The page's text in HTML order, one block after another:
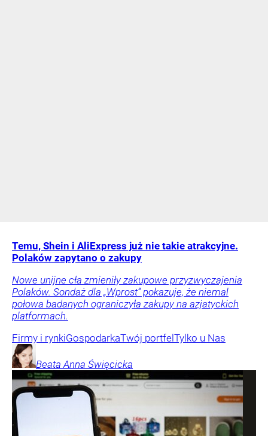
Temu, Shein i AliExpress już nie takie atrakcyjne.
Polaków zapytano o zakupy
Nowe unijne cła zmieniły zakupowe przyzwyczajenia
Polaków. Sondaż dla „Wprost” pokazuje, że niemal
połowa badanych ograniczyła zakupy na azjatyckich
platformach.
Firmy i rynkiGospodarkaTwój portfel Tylko u Nas
Beata Anna Święcicka